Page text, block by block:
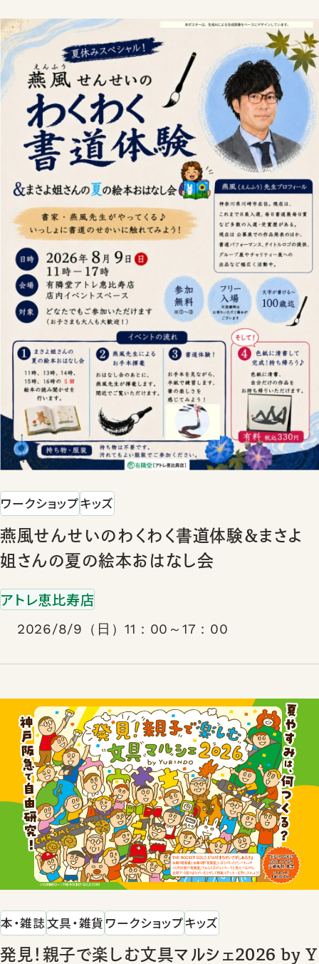
ワークショップキッズ
燕風せんせいのわくわく書道体験＆まさよ
姐さんの夏の絵本おはなし会
アトレ恵比寿店
2026/8/9（日）11：00～17：00
本・雑誌文具・雑貨 ワークショップキッズ
発見！親子で楽しむ文具マルシェ2026 by Y